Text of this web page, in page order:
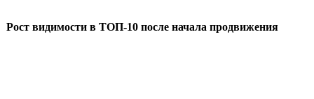
Рост видимости в ТОП-10 после начала продвижения